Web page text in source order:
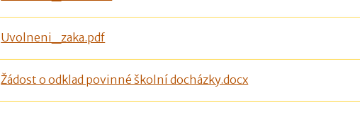
Uvolneni_zaka.pdf
Žádost o odklad povinné školní docházky.docx